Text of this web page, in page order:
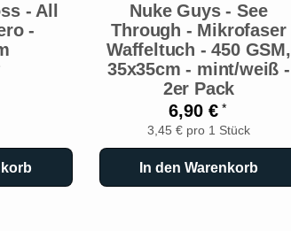
- All
-
Nuke Guys - See
Through - Mikrofaser
Waffeltuch - 450 GSM,
35x35cm - mint/weiß -
2er Pack
6,90 €*
3,45 € pro 1 Stück
In den Warenkorb